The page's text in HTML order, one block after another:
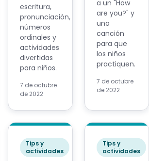
escritura,
pronunciación,
números
ordinales y
actividades
divertidas
para niños.
7 de octubre
de 2022
a un "How
are you?" y
una
canción
para que
los niños
practiquen.
7 de octubre
de 2022
Tips y
actividades
Tips y
actividades